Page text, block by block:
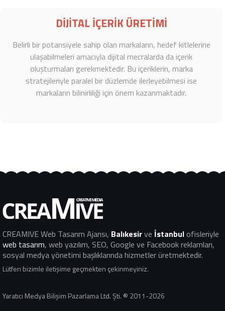
DİJİTAL İÇERİK ÜRETİMİ
Belirli bir potansiyele sahip olan markaların, hedef kitlelerine
ulaşabilmeleri amacıyla dijital mecralarda da içerik
oluşturmaları gerekmektedir. Bu içeriklerin, marka
stratejileriyle paralel bir düzlemde ilerleyebilmesi ise
markaların bilinirliliği için önem kazanmaktadır.
CREAMIVE Web Tasarım Ajansı, Balıkesirve İstanbulofisleriyle
web tasarım, web yazılım, SEO, Google ve Facebook reklamları,
sosyal medya yönetimi başlıklarında hizmetler üretmektedir.
Lütfen bizimle iletişime geçmekten çekinmeyiniz.
Yaratıcı Medya Bilişim Pazarlama Ltd. Şti. ® 2011-2026